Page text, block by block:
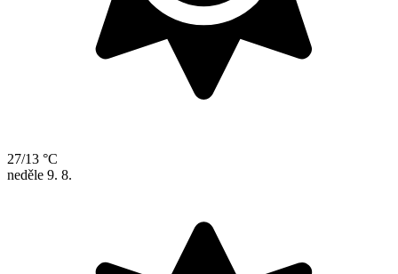
27/13 °C
neděle 9. 8.